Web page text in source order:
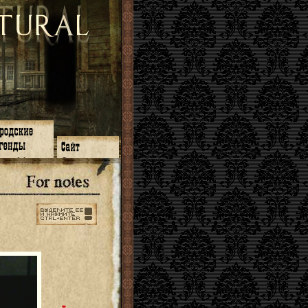
14
13
11
12
9
6
5
О нас
ЧаВо
Поиск
Ссылки
Карта сайта